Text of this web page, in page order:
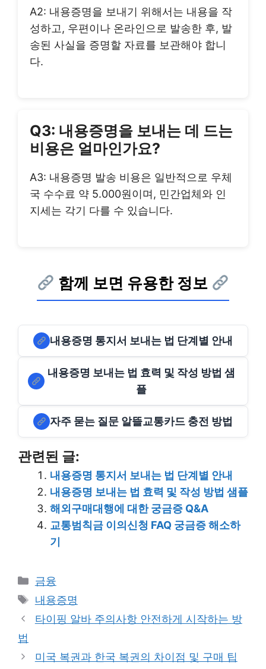
A2: 내용증명을 보내기 위해서는 내용을 작
성하고, 우편이나 온라인으로 발송한 후, 발
송된 사실을 증명할 자료를 보관해야 합니
다.
Q3: 내용증명을 보내는 데 드는
비용은 얼마인가요?
A3: 내용증명 발송 비용은 일반적으로 우체
국 수수료 약 5.000원이며, 민간업체와 인
지세는 각기 다를 수 있습니다.
함께 보면 유용한 정보
내용증명 통지서 보내는 법 단계별 안내
내용증명 보내는 법 효력 및 작성 방법 샘
플
자주 묻는 질문 알뜰교통카드 충전 방법
관련된 글:
내용증명 통지서 보내는 법 단계별 안내
내용증명 보내는 법 효력 및 작성 방법 샘플
해외구매대행에 대한 궁금증 Q&A
교통범칙금 이의신청 FAQ 궁금증 해소하
기
Categories
금융
Tags
내용증명
타이핑 알바 주의사항 안전하게 시작하는 방
법
미국 복권과 한국 복권의 차이점 및 구매 팁